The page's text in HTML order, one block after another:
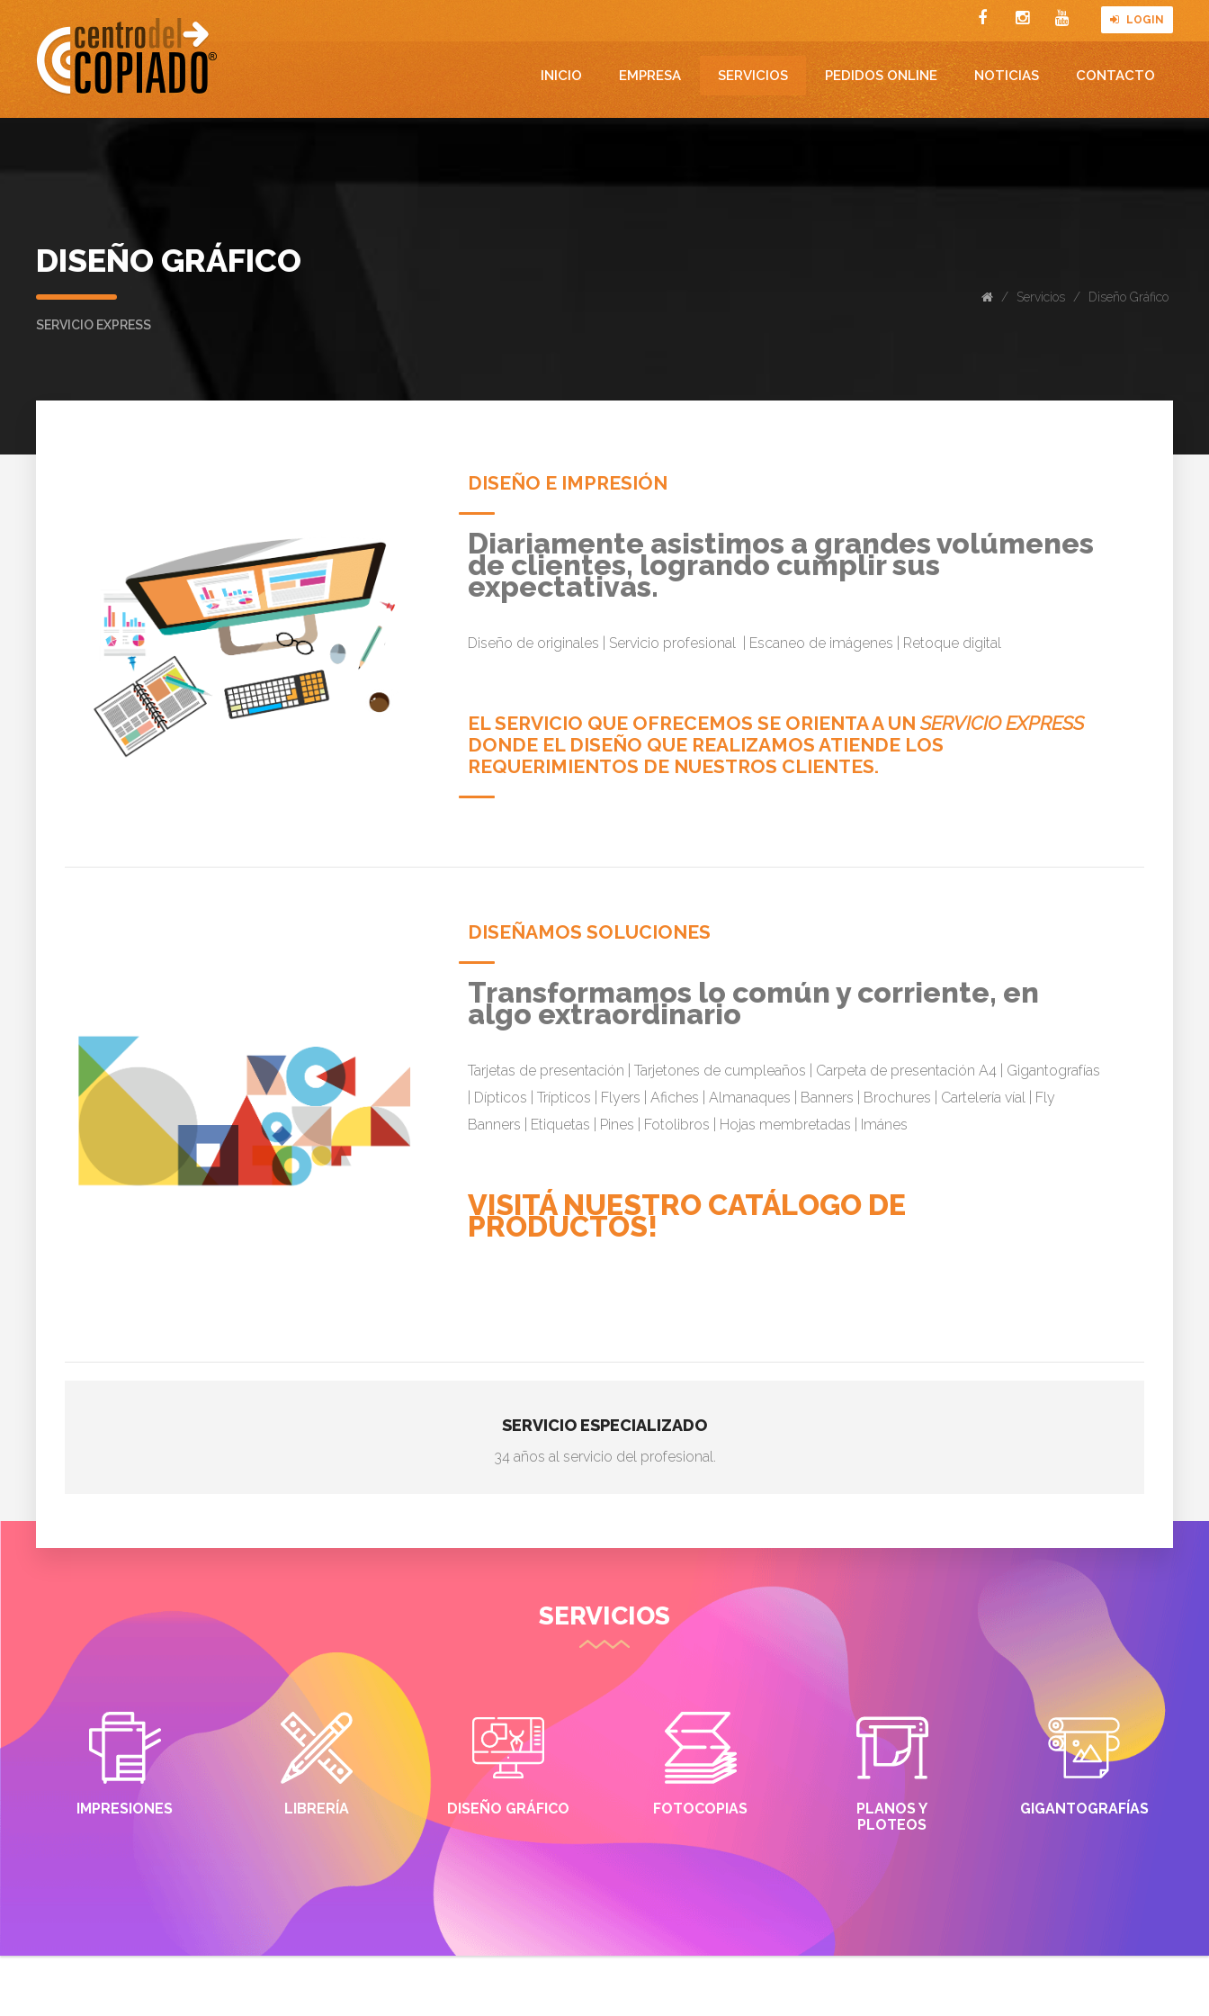
LOGIN
INICIO EMPRESA SERVICIOS PEDIDOS ONLINE NOTICIAS CONTACTO
DISEÑO GRÁFICO
SERVICIO EXPRESS
/ Servicios / Diseño Gráfico
DISEÑO E IMPRESIÓN
Diariamente asistimos a grandes volúmenes
de clientes, logrando cumplir sus
expectativas.
Diseño de originales | Servicio profesional | Escaneo de imágenes | Retoque digital
EL SERVICIO QUE OFRECEMOS SE ORIENTA A UNSERVICIO EXPRESS
DONDE EL DISEÑO QUE REALIZAMOS ATIENDE LOS
REQUERIMIENTOS DE NUESTROS CLIENTES.
DISEÑAMOS SOLUCIONES
Transformamos lo común y corriente, en
algo extraordinario
Tarjetas de presentación | Tarjetones de cumpleaños | Carpeta de presentación A4 | Gigantografías
| Dípticos | Trípticos | Flyers | Afiches | Almanaques | Banners | Brochures | Cartelería víal | Fly
Banners | Etiquetas | Pines | Fotolibros | Hojas membretadas | Imánes
VISITÁ NUESTRO CATÁLOGO DE
PRODUCTOS!
SERVICIO ESPECIALIZADO
34 años al servicio del profesional.
SERVICIOS
IMPRESIONES LIBRERÍA DISEÑO GRÁFICO FOTOCOPIAS
PLANOS Y
PLOTEOS
GIGANTOGRAFÍAS